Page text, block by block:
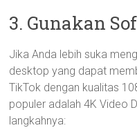
3. Gunakan
Jika Anda lebih suka
desktop yang dapat
TikTok dengan kualitas
populer adalah 4K Video
langkahnya: